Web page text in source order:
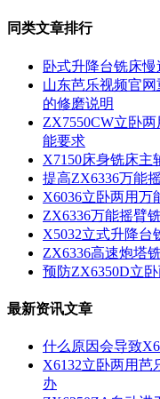
同类文章排行
卧式升降台铣床慢速
山东芭乐视频官
的修磨说明
ZX7550CW立卧
能要求
X7150床身铣床主
提高ZX6336万能
X6036立卧两用万
ZX6336万能摇臂
X5032立式升降台
ZX6336高速炮塔
预防ZX6350D立
最新资讯文章
什么原因会导致
X6132立卧两用芭
办